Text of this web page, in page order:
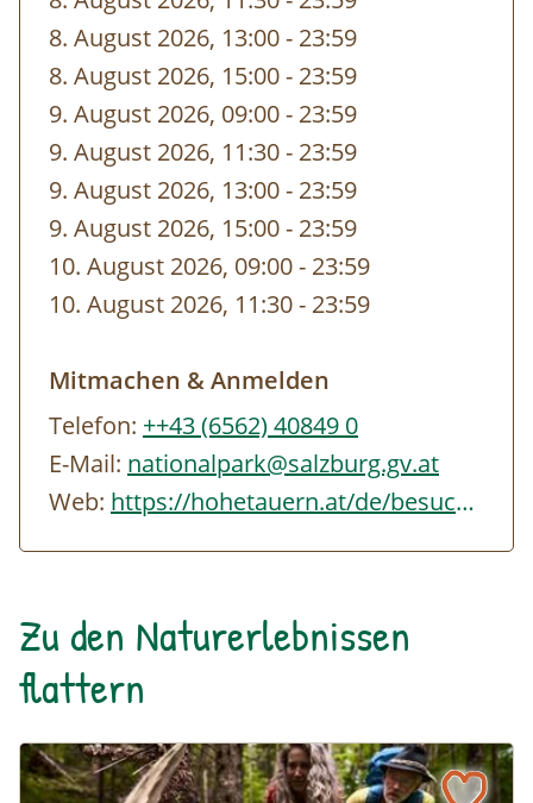
gebuchten Zeit von unseren
MitarbeiterInnen vor dem Eingang abgeholt.
8. August 2026, 13:00- bis
23:59
8. August 2026, 15:00- bis
23:59
9. August 2026, 09:00- bis
23:59
9. August 2026, 11:30- bis
23:59
9. August 2026, 13:00- bis
23:59
9. August 2026, 15:00- bis
23:59
10. August 2026, 09:00- bis
23:59
10. August 2026, 11:30- bis
23:59
Mitmachen & Anmelden
Telefon: ++43 (6562) 40849 0
E-Mail: nationalpark@salzburg.gv.at
Web:
https://hohetauern.at/de/besuchen/tourenangebote.html#/erlebnisse/SBG/CD837A88-…
Zu den Naturerlebnissen
flattern